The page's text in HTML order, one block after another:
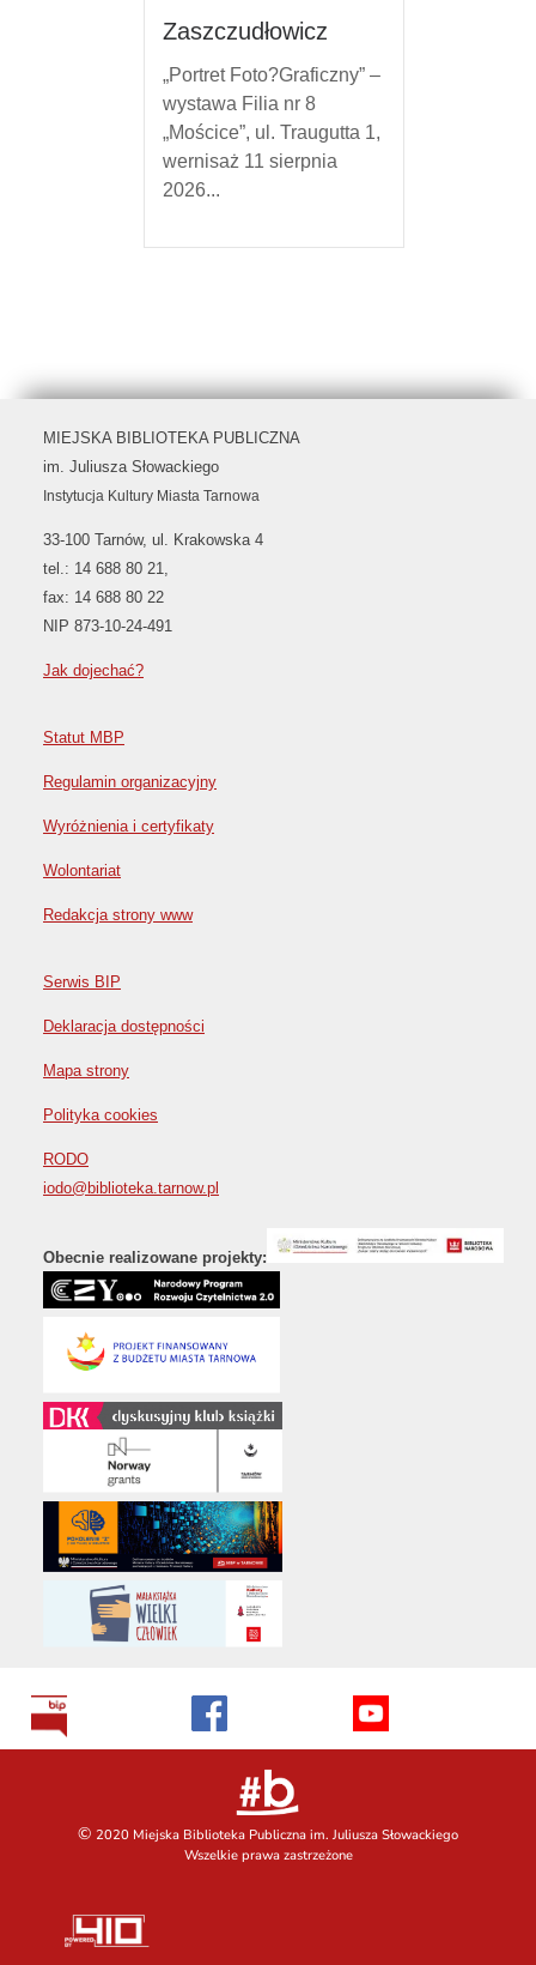
Zaszczudłowicz
„Portret Foto?Graficzny” –
wystawa Filia nr 8
„Mościce”, ul. Traugutta 1,
wernisaż 11 sierpnia
2026...
MIEJSKA BIBLIOTEKA PUBLICZNA
im. Juliusza Słowackiego
Instytucja Kultury Miasta Tarnowa
33-100 Tarnów, ul. Krakowska 4
tel.: 14 688 80 21,
fax: 14 688 80 22
NIP 873-10-24-491
Jak dojechać?
Statut MBP
Regulamin organizacyjny
Wyróżnienia i certyfikaty
Wolontariat
Redakcja strony www
Serwis BIP
Deklaracja dostępności
Mapa strony
Polityka cookies
RODO
iodo@biblioteka.tarnow.pl
Obecnie realizowane projekty:
© 2020 Miejska Biblioteka Publiczna im. Juliusza Słowackiego
Wszelkie prawa zastrzeżone